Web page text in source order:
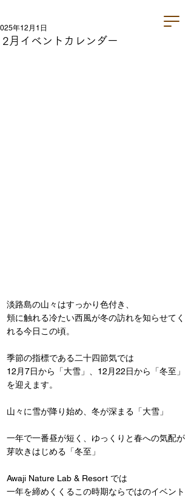
月イベントカレンダー
年12月1日
淡路島の山々はすっかり色付き、
頬に触れる冷たい西風が冬の訪れを知らせてく
れる今日この頃。
季節の指標である二十四節気では
12月7日から「大雪」、12月22日から「冬至」
を迎えます。
山々に雪が降り始め、冬が深まる「大雪」
一年で一番昼が短く、ゆっくりと春への気配が
芽吹きはじめる「冬至」
Awaji Nature Lab & Resort では
一年を締めくくるこの時期ならではのイベント